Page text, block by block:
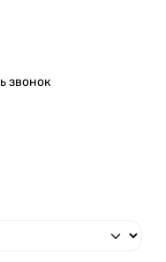
звонок